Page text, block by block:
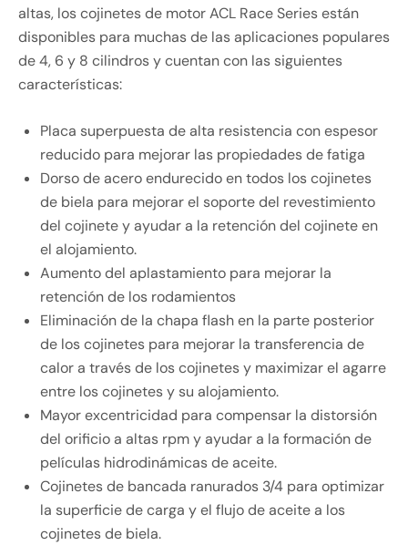
altas, los cojinetes de motor ACL Race Series están
disponibles para muchas de las aplicaciones populares
de 4, 6 y 8 cilindros y cuentan con las siguientes
características:
Placa superpuesta de alta resistencia con espesor
reducido para mejorar las propiedades de fatiga
Dorso de acero endurecido en todos los cojinetes
de biela para mejorar el soporte del revestimiento
del cojinete y ayudar a la retención del cojinete en
el alojamiento.
Aumento del aplastamiento para mejorar la
retención de los rodamientos
Eliminación de la chapa flash en la parte posterior
de los cojinetes para mejorar la transferencia de
calor a través de los cojinetes y maximizar el agarre
entre los cojinetes y su alojamiento.
Mayor excentricidad para compensar la distorsión
del orificio a altas rpm y ayudar a la formación de
películas hidrodinámicas de aceite.
Cojinetes de bancada ranurados 3/4 para optimizar
la superficie de carga y el flujo de aceite a los
cojinetes de biela.